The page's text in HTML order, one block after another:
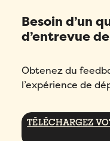
Besoin d’un
d’entrevue
Obtenez du
l’expérience de
TÉLÉCHARGEZ